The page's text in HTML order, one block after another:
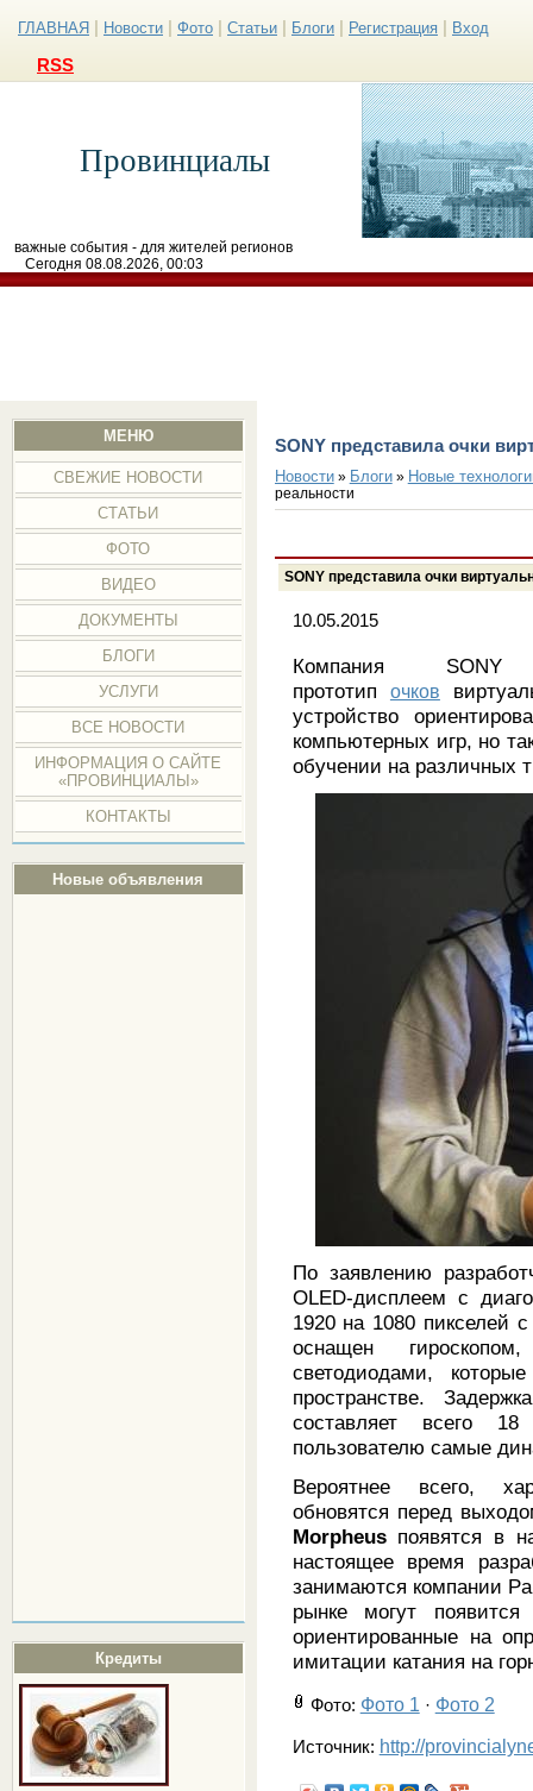
ГЛАВНАЯ Новости Фото Статьи Блоги Регистрация Вход
RSS
Провинциалы
важные события - для жителей регионов
Сегодня 08.08.2026, 00:03
МЕНЮ
СВЕЖИЕ НОВОСТИ
СТАТЬИ
ФОТО
ВИДЕО
ДОКУМЕНТЫ
БЛОГИ
УСЛУГИ
ВСЕ НОВОСТИ
ИНФОРМАЦИЯ О САЙТЕ
«ПРОВИНЦИАЛЫ»
КОНТАКТЫ
Новые объявления
Кредиты
SONY представила очки
Новости» Блоги» Новые
реальности
SONY представила очки
10.05.2015
Компания SONY
прототип очков
устройство
компьютерных игр, но
обучении на различных
По заявлению
OLED-дисплеем с
1920 на 1080 пикселей
оснащен
светодиодами,
пространстве.
составляет всего
пользователю самые
Вероятнее всего,
обновятся перед
Morpheusпоявятся в
настоящее время
занимаются компании
рынке могут
ориентированные на
имитации катания на
Фото: Фото 1 · Фото 2
Источник: http://